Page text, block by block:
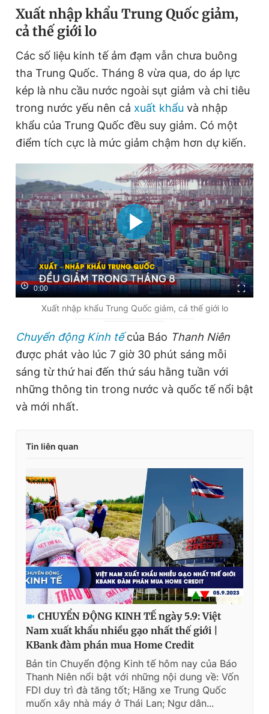
r
e
m
e
a
n
Xuất nhập khẩu Trung Quốc giảm,
cả thế giới lo
Các số liệu kinh tế ảm đạm vẫn chưa buông
tha Trung Quốc. Tháng 8 vừa qua, do áp lực
kép là nhu cầu nước ngoài sụt giảm và chi tiêu
trong nước yếu nên cả xuất khẩu và nhập
khẩu của Trung Quốc đều suy giảm. Có một
điểm tích cực là mức giảm chậm hơn dự kiến.
0:00
Xuất nhập khẩu Trung Quốc giảm, cả thế giới lo
Chuyển động Kinh tếcủa Báo Thanh Niên
được phát vào lúc 7 giờ 30 phút sáng mỗi
sáng từ thứ hai đến thứ sáu hằng tuần với
những thông tin trong nước và quốc tế nổi bật
và mới nhất.
Tin liên quan
CHUYỂN ĐỘNG KINH TẾ ngày 5.9: Việt
Nam xuất khẩu nhiều gạo nhất thế giới |
KBank đàm phán mua Home Credit
Bản tin Chuyển động Kinh tế hôm nay của Báo
Thanh Niên nổi bật với những nội dung về: Vốn
FDI duy trì đà tăng tốt; Hãng xe Trung Quốc
muốn xây nhà máy ở Thái Lan; Ngư dân...